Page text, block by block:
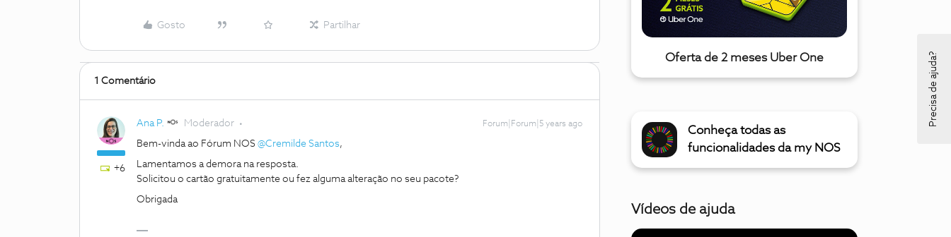
Gosto Partilhar
1 Comentário
+6
Ana P. Moderador Forum|Forum|5 years ago
Bem-vinda ao Fórum NOS @Cremilde Santos,
Lamentamos a demora na resposta.
Solicitou o cartão gratuitamente ou fez alguma alteração no seu pacote?
Obrigada
Oferta de 2 meses Uber One
Conheça todas as
funcionalidades da my NOS
Vídeos de ajuda
Precisa de ajuda?